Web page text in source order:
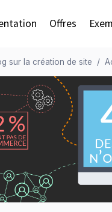
Offres
sur la création de site